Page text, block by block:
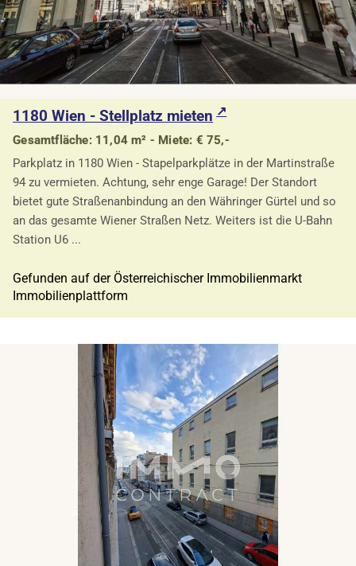
1180 Wien - Stellplatz mieten
Gesamtfläche: 11,04 m² - Miete: € 75,-
Parkplatz in 1180 Wien - Stapelparkplätze in der Martinstraße
94 zu vermieten. Achtung, sehr enge Garage! Der Standort
bietet gute Straßenanbindung an den Währinger Gürtel und so
an das gesamte Wiener Straßen Netz. Weiters ist die U-Bahn
Station U6 ...
Gefunden auf der Österreichischer Immobilienmarkt
Immobilienplattform